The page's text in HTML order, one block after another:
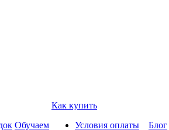
Обучаем
Как купить
Условия оплаты
Блог